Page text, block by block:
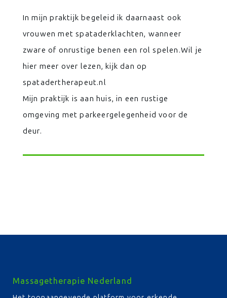
In mijn praktijk begeleid ik daarnaast ook
vrouwen met spataderklachten, wanneer
zware of onrustige benen een rol spelen.Wil je
hier meer over lezen, kijk dan op
spatadertherapeut.nl
Mijn praktijk is aan huis, in een rustige
omgeving met parkeergelegenheid voor de
deur.
Massagetherapie Nederland